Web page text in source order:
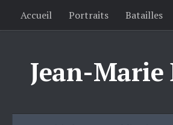
Skip to content
Accueil Portraits Batailles
Jean-